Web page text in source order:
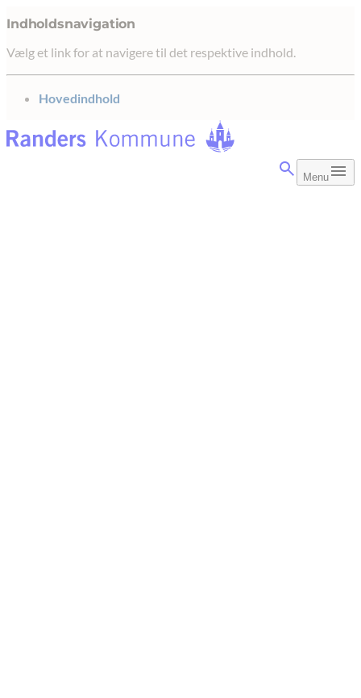
Indholdsnavigation
Vælg et link for at navigere til det respektive indhold.
gå til
Hovedindhold
Menu